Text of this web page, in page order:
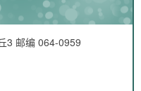
3 邮编 064-0959